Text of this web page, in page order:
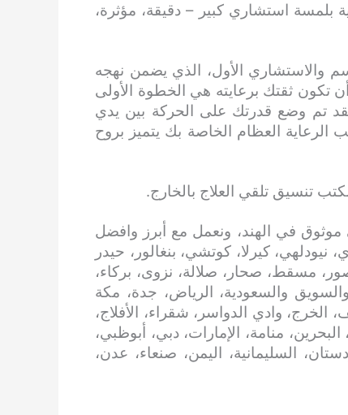
بلمسة استشاري كبير – دقيقة، مؤثرة،
والاستشاري الأول، الذي يضمن نهجه
تكون ثقتك برعايته هي الخطوة الأولى
تم وضع قدرتك على الحركة بين يدي
العظام الخاصة بك يتميز بروح
تنسيق تلقي العلاج بالخارج.
في الهند، ونعمل مع أبرز وافضل
كيرلا، كوتشي، بنغالور، حيدر
مسقط، صحار، صلالة، نزوى، بركاء،
والسعودية، الرياض، جدة، مكة
الخرج، وادي الدواسر، شقراء، الأفلاج،
منامة، الإمارات، دبي، أبوظبي،
السليمانية، اليمن، صنعاء، عدن،